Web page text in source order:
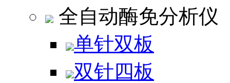
全自动酶免分析仪
单针双板
双针四板